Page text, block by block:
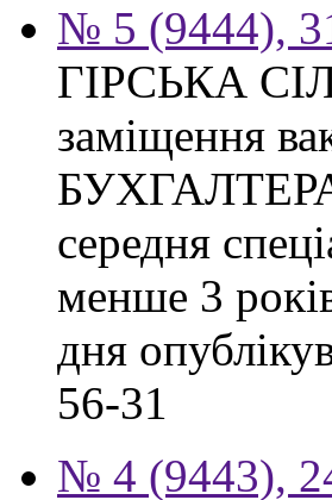
№ 5 (9444),
ГІРСЬКА
заміщення
БУХГАЛТЕРА.
середня
менше 3
дня
56-31
№ 4 (9443),